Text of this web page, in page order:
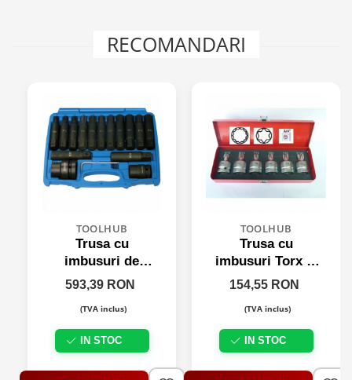
RECOMANDARI
TOOLHUB
Trusa cu
imbusuri de
impact 3/4" si 1"
593,39 RON
(TVA inclus)
IN STOC
TOOLHUB
Trusa cu
imbusuri Torx si
XZN securizate
154,55 RON
(TVA inclus)
IN STOC